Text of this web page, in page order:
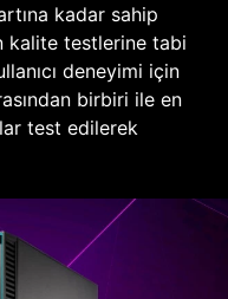
kadar sahip
kalite testlerine tabi
deneyimi için
birbiri ile en
test edilerek